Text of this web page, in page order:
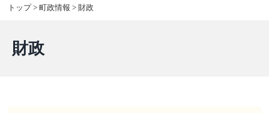
トップ>町政情報 > 財政
財政